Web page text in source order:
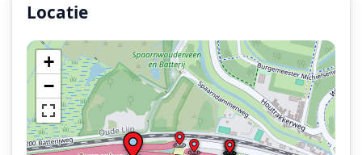
Locatie
+
−
Locatie van het incident: Rijksweg A200 - Ind Halfweg,